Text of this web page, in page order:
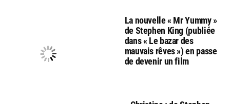
La nouvelle « Mr Yummy »
de Stephen King (publiée
dans « Le bazar des
mauvais rêves ») en passe
de devenir un film